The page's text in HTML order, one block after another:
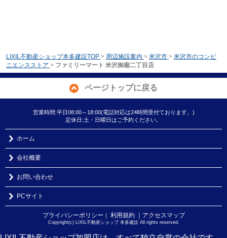
LIXIL不動産ショップ本多建設TOP > 周辺施設案内 > 米沢市 > 米沢市のコンビ
ニエンスストア > ファミリーマート 米沢御廟二丁目店
ページトップに戻る
営業時間:平日08:00～18:00(電話対応は24時間受付ております。)
定休日:土・日曜日はご予約ください。
ホーム
会社概要
お問い合わせ
PCサイト
プライバシーポリシー ｜ 利用規約 ｜アクセスマップ
Copyright(c) LIXIL不動産ショップ 本多建設 All rights reserved.